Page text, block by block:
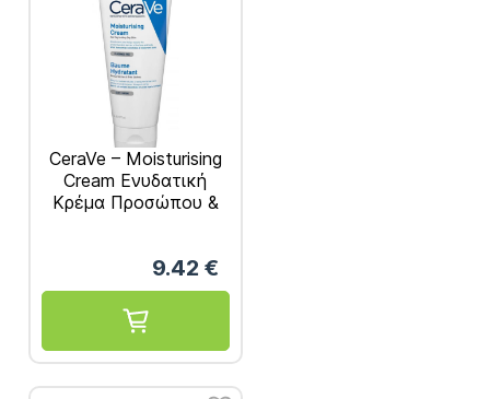
CeraVe – Moisturising
Cream Ενυδατική
Κρέμα Προσώπου &
9.42 €